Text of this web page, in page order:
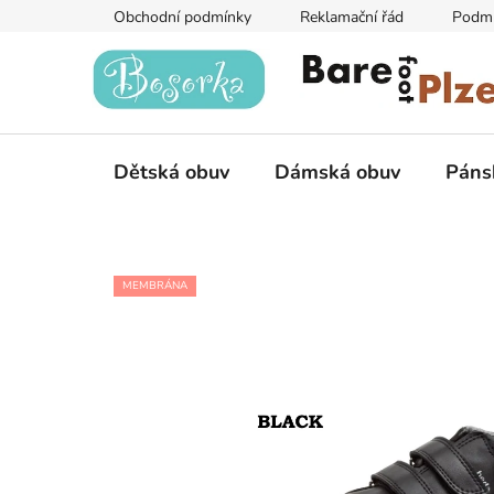
Obchodní podmínky Reklamační řád
Dětská obuv Dámská obuv
MEMBRÁNA